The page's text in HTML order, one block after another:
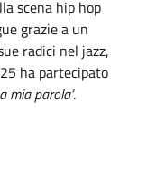
scena hip hop
grazie a un
radici nel jazz,
ha partecipato
mia parola’.